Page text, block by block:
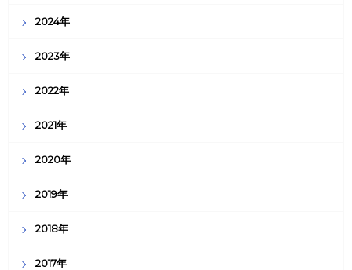
2024年
2023年
2022年
2021年
2020年
2019年
2018年
2017年